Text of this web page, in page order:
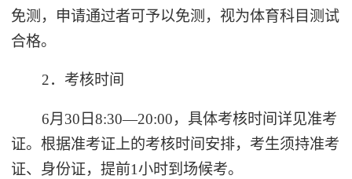
免测，申请通过者可予以免测，视为体育科目测试
合格。
2．考核时间
6月30日8:30—20:00，具体考核时间详见准考
证。根据准考证上的考核时间安排，考生须持准考
证、身份证，提前1小时到场候考。